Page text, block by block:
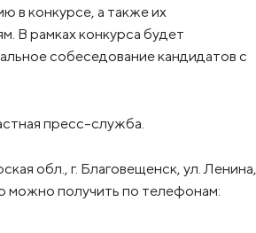
в конкурсе, а также их
В рамках конкурса будет
собеседование кандидатов с
пресс-служба.
обл., г. Благовещенск, ул. Ленина,
можно получить по телефонам: